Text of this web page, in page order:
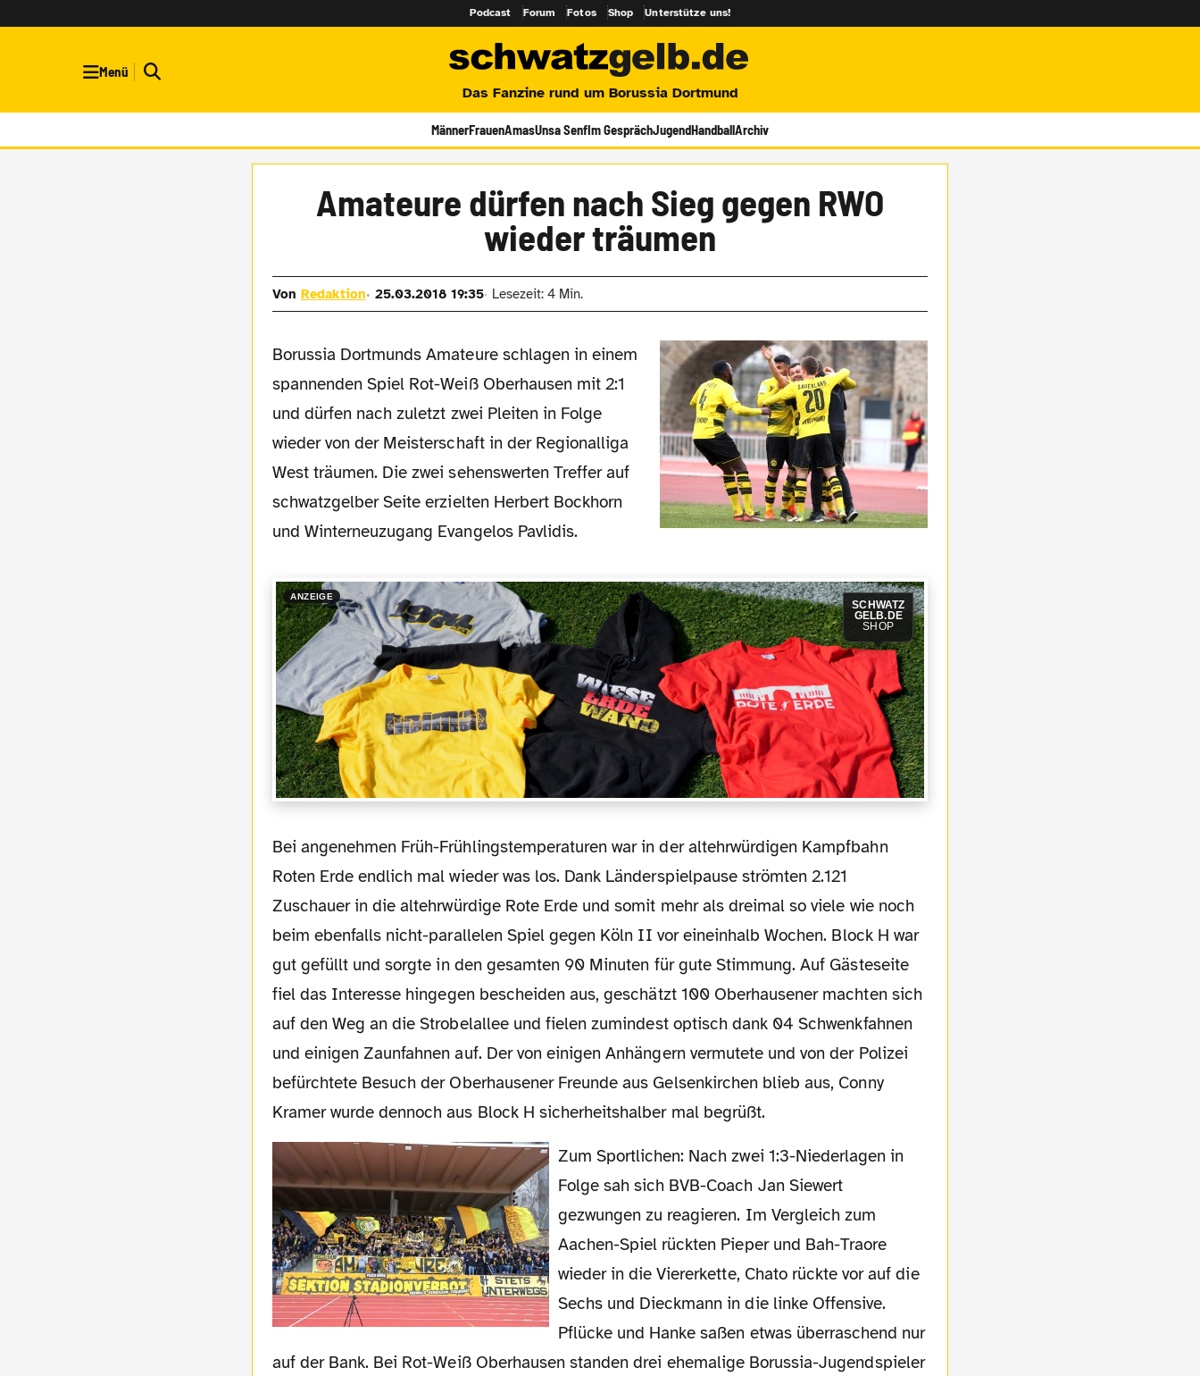
Podcast Forum Fotos Shop Unterstütze uns!
Menü
Das Fanzine rund um Borussia Dortmund
MännerFrauenAmasUnsa SenfIm GesprächJugendHandballArchiv
Amateure dürfen nach Sieg gegen RWO
wieder träumen
Von Redaktion 25.03.2018 19:35 Lesezeit: 4 Min.
Borussia Dortmunds Amateure schlagen in einem
spannenden Spiel Rot-Weiß Oberhausen mit 2:1
und dürfen nach zuletzt zwei Pleiten in Folge
wieder von der Meisterschaft in der Regionalliga
West träumen. Die zwei sehenswerten Treffer auf
schwatzgelber Seite erzielten Herbert Bockhorn
und Winterneuzugang Evangelos Pavlidis.
ANZEIGE
SCHWATZ
GELB.DE
SHOP
Bei angenehmen Früh-Frühlingstemperaturen war in der altehrwürdigen Kampfbahn
Roten Erde endlich mal wieder was los. Dank Länderspielpause strömten 2.121
Zuschauer in die altehrwürdige Rote Erde und somit mehr als dreimal so viele wie noch
beim ebenfalls nicht-parallelen Spiel gegen Köln II vor eineinhalb Wochen. Block H war
gut gefüllt und sorgte in den gesamten 90 Minuten für gute Stimmung. Auf Gästeseite
fiel das Interesse hingegen bescheiden aus, geschätzt 100 Oberhausener machten sich
auf den Weg an die Strobelallee und fielen zumindest optisch dank 04 Schwenkfahnen
und einigen Zaunfahnen auf. Der von einigen Anhängern vermutete und von der Polizei
befürchtete Besuch der Oberhausener Freunde aus Gelsenkirchen blieb aus, Conny
Kramer wurde dennoch aus Block H sicherheitshalber mal begrüßt.
Zum Sportlichen: Nach zwei 1:3-Niederlagen in
Folge sah sich BVB-Coach Jan Siewert
gezwungen zu reagieren. Im Vergleich zum
Aachen-Spiel rückten Pieper und Bah-Traore
wieder in die Viererkette, Chato rückte vor auf die
Sechs und Dieckmann in die linke Offensive.
Pflücke und Hanke saßen etwas überraschend nur
auf der Bank. Bei Rot-Weiß Oberhausen standen drei ehemalige Borussia-Jugendspieler